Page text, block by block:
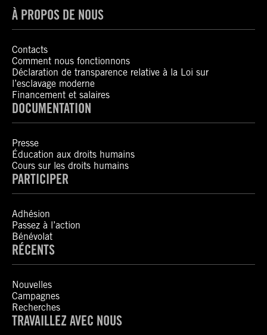
À PROPOS DE NOUS
Contacts
Comment nous fonctionnons
Déclaration de transparence relative à la Loi sur
l’esclavage moderne
Financement et salaires
DOCUMENTATION
Presse
Éducation aux droits humains
Cours sur les droits humains
PARTICIPER
Adhésion
Passez à l’action
Bénévolat
RÉCENTS
Nouvelles
Campagnes
Recherches
TRAVAILLEZ AVEC NOUS